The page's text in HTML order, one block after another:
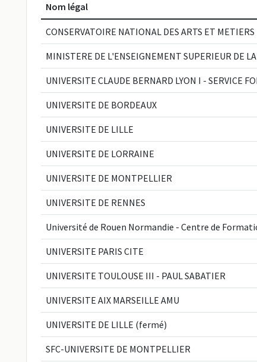
Nom légal
CONSERVATOIRE NATIONAL DES ARTS ET METIERS
MINISTERE DE L'ENSEIGNEMENT SUPERIEUR DE
UNIVERSITE CLAUDE BERNARD LYON I - SERVICE
UNIVERSITE DE BORDEAUX
UNIVERSITE DE LILLE
UNIVERSITE DE LORRAINE
UNIVERSITE DE MONTPELLIER
UNIVERSITE DE RENNES
Université de Rouen Normandie - Centre de
UNIVERSITE PARIS CITE
UNIVERSITE TOULOUSE III - PAUL SABATIER
UNIVERSITE AIX MARSEILLE AMU
UNIVERSITE DE LILLE (fermé)
SFC-UNIVERSITE DE MONTPELLIER